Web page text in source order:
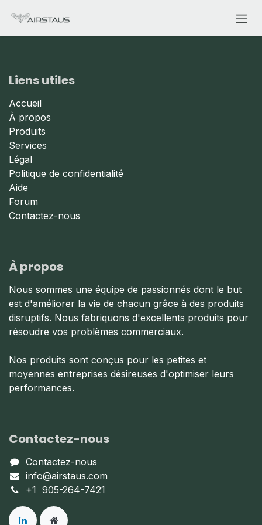
Liens utiles
Accueil
À propos
Produits
Services
Légal
Politique de confidentialité
Aide
Forum
Contactez-nous
À propos
Nous sommes une équipe de passionnés dont le but
est d'améliorer la vie de chacun grâce à des produits
disruptifs. Nous fabriquons d'excellents produits pour
résoudre vos problèmes commerciaux.
Nos produits sont conçus pour les petites et
moyennes entreprises désireuses d'optimiser leurs
performances.
Contactez-nous
Contactez-nous
info@airstaus.com
+1 905-264-7421